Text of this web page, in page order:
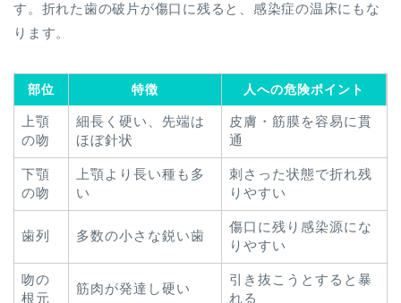
す。折れた歯の破片が傷口に残ると、感染症の温床にもな
ります。
部位 特徴 人への危険ポイント
上顎
の吻
細長く硬い、先端は
ほぼ針状
皮膚・筋膜を容易に貫
通
下顎
の吻
上顎より長い種も多
い
刺さった状態で折れ残
りやすい
歯列 多数の小さな鋭い歯
傷口に残り感染源にな
りやすい
吻の
根元
筋肉が発達し硬い
引き抜こうとすると暴
れる